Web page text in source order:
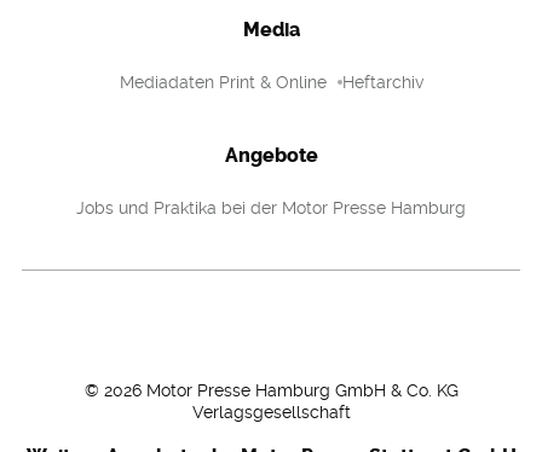
Media
Mediadaten Print & Online Heftarchiv
Angebote
Jobs und Praktika bei der Motor Presse Hamburg
© 2026 Motor Presse Hamburg GmbH & Co. KG
Verlagsgesellschaft